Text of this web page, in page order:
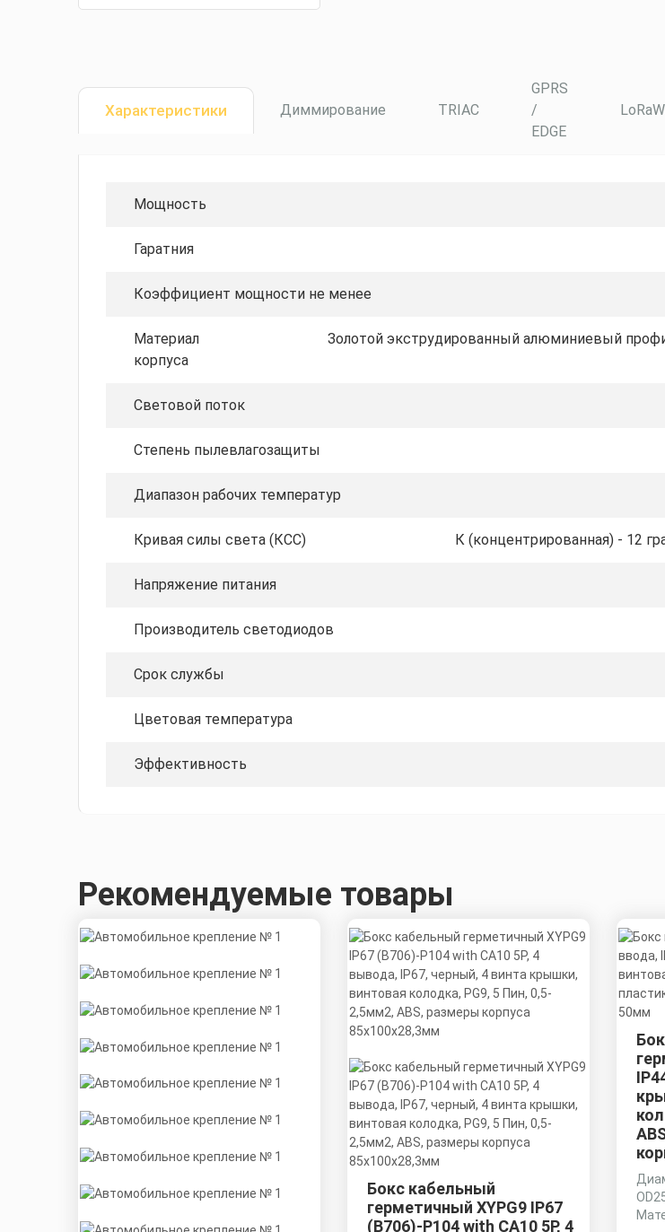
Характеристики Диммирование TRIAC
GPRS
/
EDGE
Мощность
Гаратния
Коэффициент мощности не менее
Материал
корпуса
Золотой экструдированный алюминиевый
Световой поток
Степень пылевлагозащиты
Диапазон рабочих температур
Кривая силы света (КСС) К (концентрированная) - 12
Напряжение питания
Производитель светодиодов
Срок службы
Цветовая температура
Эффективность
Рекомендуемые товары
Бокс кабельный
герметичный XYPG9 IP67
(B706)-P104 with CA10 5P, 4